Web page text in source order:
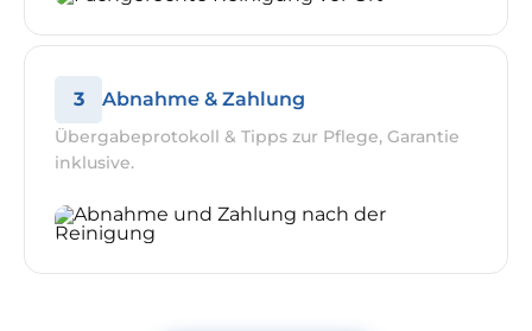
3 Abnahme & Zahlung
Übergabeprotokoll & Tipps zur Pflege, Garantie
inklusive.